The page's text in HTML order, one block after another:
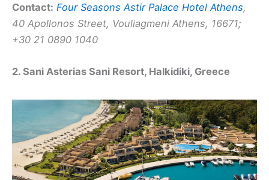
Contact: Four Seasons Astir Palace Hotel Athens,
40 Apollonos Street, Vouliagmeni Athens, 16671;
+30 21 0890 1040
2. Sani Asterias Sani Resort, Halkidiki, Greece